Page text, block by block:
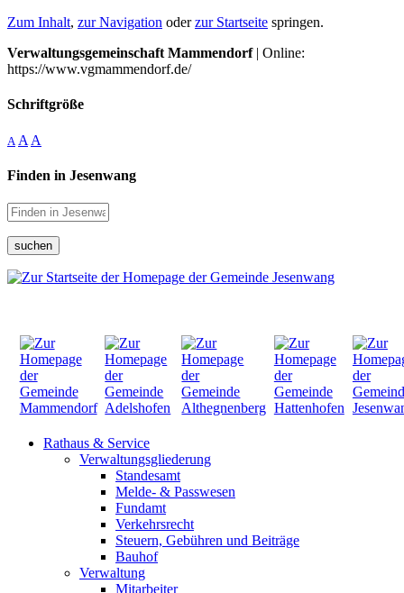
Zum Inhalt, zur Navigation oderzur Startseite springen.
Verwaltungsgemeinschaft Mammendorf| Online:
https://www.vgmammendorf.de/
Schriftgröße
A A A
Finden in Jesenwang
suchen
Rathaus & Service
Verwaltungsgliederung
Standesamt
Melde- & Passwesen
Fundamt
Verkehrsrecht
Steuern, Gebühren und Beiträge
Bauhof
Verwaltung
Mitarbeiter